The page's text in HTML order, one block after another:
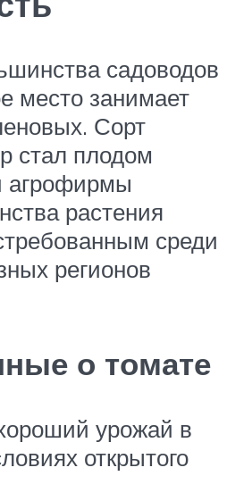
садоводов
место занимает
Сорт
стал плодом
агрофирмы
растения
среди
регионов
о томате
урожай в
открытого